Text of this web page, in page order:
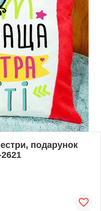
подарунок